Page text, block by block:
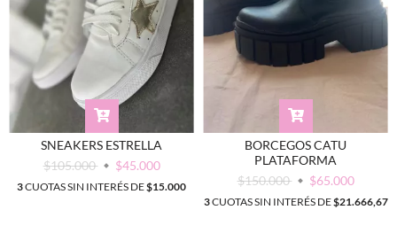
SNEAKERS ESTRELLA
$105.000
$45.000
3CUOTAS SIN INTERÉS DE$15.000
BORCEGOS CATU
PLATAFORMA
$150.000
$65.000
3CUOTAS SIN INTERÉS DE$21.666,67